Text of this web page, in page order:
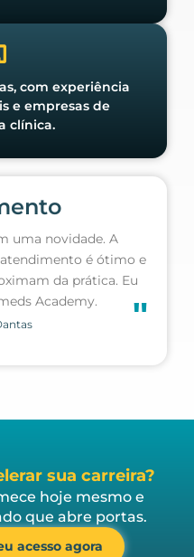
com experiência
e empresas de
clínica.
uma novidade. A
é ótimo e
da prática. Eu
Academy.
"
sua carreira?
hoje mesmo e
que abre portas.
acesso agora